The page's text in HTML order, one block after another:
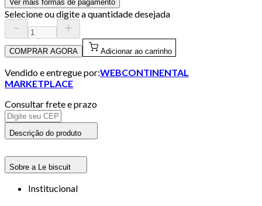
Ver mais formas de pagamento
Selecione ou digite a quantidade desejada
COMPRAR AGORA Adicionar ao carrinho
Vendido e entregue por:WEBCONTINENTAL
MARKETPLACE
Consultar frete e prazo
Descrição do produto
Sobre a Le biscuit
Institucional